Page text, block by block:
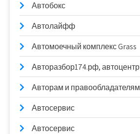
Автобокс
Автолайфф
Автомоечный комплекс Grass
Авторазбор174.рф, автоцентр
Авторам и правообладателям
Автосервис
Автосервис